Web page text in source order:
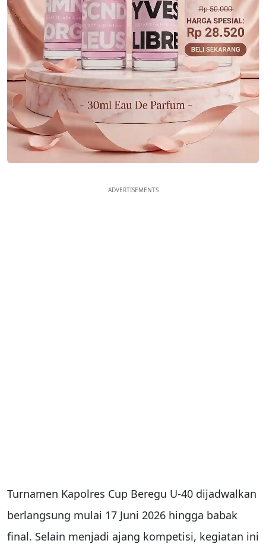
ADVERTISEMENTS
Turnamen Kapolres Cup Beregu U-40 dijadwalkan
berlangsung mulai 17 Juni 2026 hingga babak
final. Selain menjadi ajang kompetisi, kegiatan ini